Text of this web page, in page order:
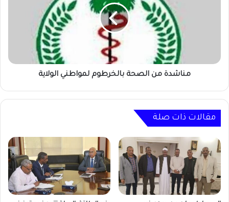
مناشدة من الصحة بالخرطوم لمواطني الولاية
مقالات ذات صلة